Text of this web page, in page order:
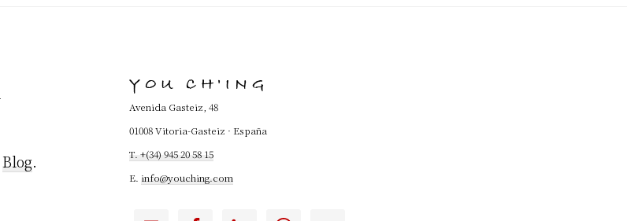
Blog.
YOU CH'ING
Avenida Gasteiz, 48
01008 Vitoria-Gasteiz · España
T. +(34) 945 20 58 15
E. info@youching.com